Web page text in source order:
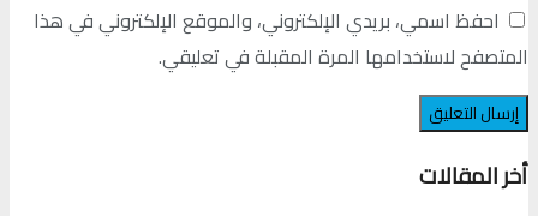
احفظ اسمي، بريدي الإلكتروني، والموقع الإلكتروني في هذا
المتصفح لاستخدامها المرة المقبلة في تعليقي.
أخر المقالات